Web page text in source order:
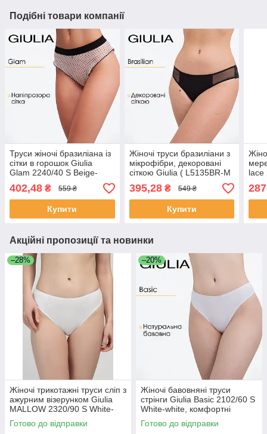
Подібні товари компанії
Труси жіночі бразиліана із
сітки в горошок Giulia
Glam 2240/40 S Beige-
beige dots, ніжні прозорі
трусики, нижня білизна
402,48 ₴ 559 ₴
Купити
Жіночі труси бразиліани з
мікрофібри, декоровані
сіткою Giulia ( L5135BR-M
) S Black-Чорний, трусики
з низькою посадкою
395,28₴ 549 ₴
Купити
lace
287
Акційні пропозиції та новинки
–28%
Жіночі трикотажні труси сліп з
ажурним візерунком Giulia
MALLOW 2320/90 S White-
milk, класичні, середня
посадка, комфортні, базові
Готово до відправки
–20%
Жіночі бавовняні труси
стрінги Giulia Basic 2102/60 S
White-white, комфортні
повсякденні трусики, білі
стрінги
Готово до відправки